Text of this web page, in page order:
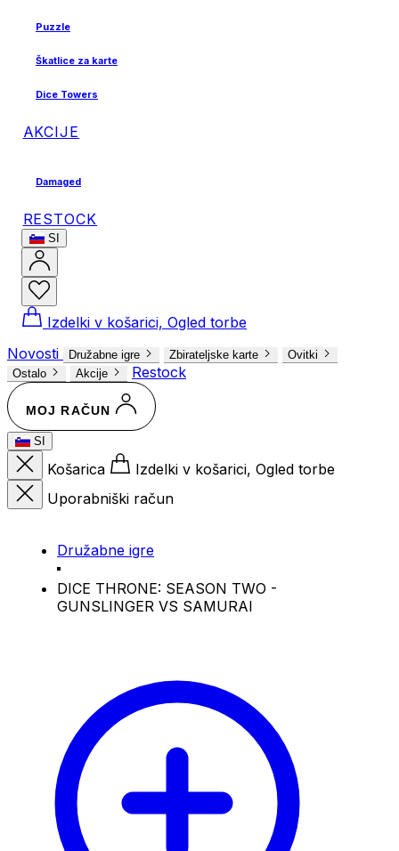
Puzzle
Škatlice za karte
Dice Towers
AKCIJE
Damaged
RESTOCK
SI
Izdelki v košarici, Ogled torbe
Novosti
Družabne igre Zbirateljske karte
Ovitki
Ostalo
Akcije Restock
MOJ RAČUN
SI
Košarica
Izdelki v košarici, Ogled torbe
Uporabniški račun
Družabne igre
DICE THRONE: SEASON TWO -
GUNSLINGER VS SAMURAI